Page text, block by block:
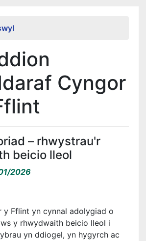
Cyngor
– rhwystrau'r
beicio lleol
2026
y Fflint yn cynnal adolygiad o
y rhwydwaith beicio lleol i
yn ddiogel, yn hygyrch ac